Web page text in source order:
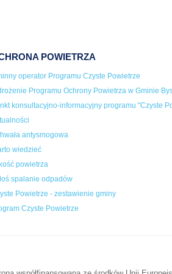
POWIETRZA
operator Programu Czyste Powietrze
Programu Ochrony Powietrza w Gminie
konsultacyjno-informacyjny programu "Czyste
antysmogowa
wiedzieć
powietrza
spalanie odpadów
Powietrze - zestawienie gminy
Czyste Powietrze